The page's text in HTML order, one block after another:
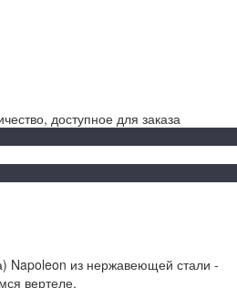
доступное для заказа
Napoleon из нержавеющей стали -
вертеле.